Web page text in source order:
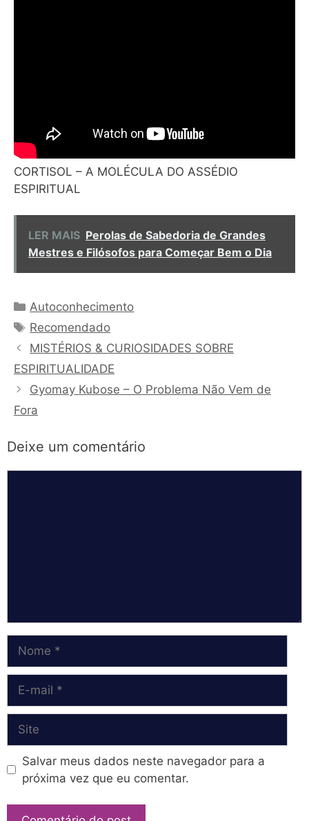
CORTISOL – A MOLÉCULA DO ASSÉDIO
ESPIRITUAL
LER MAIS Perolas de Sabedoria de Grandes
Mestres e Filósofos para Começar Bem o Dia
Categorias
Autoconhecimento
Tags
Recomendado
MISTÉRIOS & CURIOSIDADES SOBRE
ESPIRITUALIDADE
Gyomay Kubose – O Problema Não Vem de
Fora
Deixe um comentário
mail
Salvar meus dados neste navegador para a
próxima vez que eu comentar.